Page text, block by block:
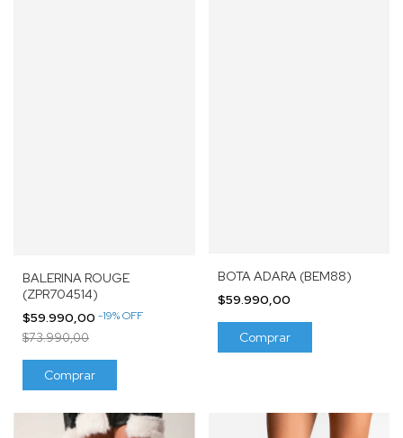
BALERINA ROUGE
(ZPR704514)
$59.990,00 -19%OFF
$73.990,00
Comprar
BOTA ADARA (BEM88)
$59.990,00
Comprar